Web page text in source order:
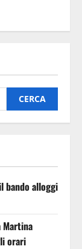
bando alloggi
Martina
orari